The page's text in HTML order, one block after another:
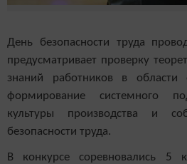
День безопасности труда
предусматривает проверку
знаний работников в
формирование системного
культуры производства и
безопасности труда.
В конкурсе соревновались 5